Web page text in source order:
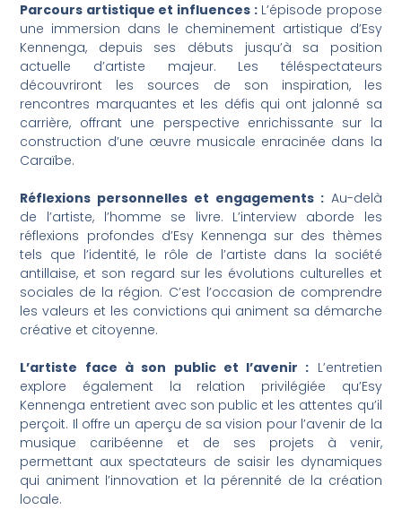
Parcours artistique et influences :L’épisode propose
une immersion dans le cheminement artistique d’Esy
Kennenga, depuis ses débuts jusqu’à sa position
actuelle d’artiste majeur. Les téléspectateurs
découvriront les sources de son inspiration, les
rencontres marquantes et les défis qui ont jalonné sa
carrière, offrant une perspective enrichissante sur la
construction d’une œuvre musicale enracinée dans la
Caraïbe.
Réflexions personnelles et engagements :Au-delà
de l’artiste, l’homme se livre. L’interview aborde les
réflexions profondes d’Esy Kennenga sur des thèmes
tels que l’identité, le rôle de l’artiste dans la société
antillaise, et son regard sur les évolutions culturelles et
sociales de la région. C’est l’occasion de comprendre
les valeurs et les convictions qui animent sa démarche
créative et citoyenne.
L’artiste face à son public et l’avenir : L’entretien
explore également la relation privilégiée qu’Esy
Kennenga entretient avec son public et les attentes qu’il
perçoit. Il offre un aperçu de sa vision pour l’avenir de la
musique caribéenne et de ses projets à venir,
permettant aux spectateurs de saisir les dynamiques
qui animent l’innovation et la pérennité de la création
locale.